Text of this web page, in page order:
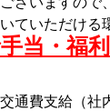
ていただける
当・福
通費支給（社